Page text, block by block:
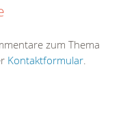
zum Thema
Kontaktformular